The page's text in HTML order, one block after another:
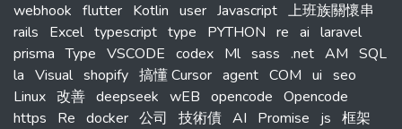
webhook flutter Kotlin user Javascript 上班族關懷串
rails
Excel typescript type PYTHON re ai laravel
prisma Type VSCODE codex Ml sass .net AM SQL
la Visual shopify 搞懂 Cursor agent COM ui seo
Linux 改善 deepseek wEB opencode Opencode
https
Re docker 公司 技術債 AI Promise js 框架